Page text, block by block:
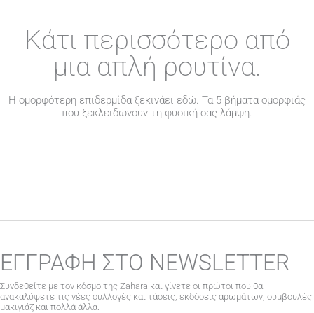
Κάτι περισσότερο από
μια απλή ρουτίνα.
Η ομορφότερη επιδερμίδα ξεκινάει εδώ. Τα 5 βήματα ομορφιάς
που ξεκλειδώνουν τη φυσική σας λάμψη.
ΕΓΓΡΑΦΗ ΣΤΟ NEWSLETTER
Συνδεθείτε με τον κόσμο της Zahara και γίνετε οι πρώτοι που θα
ανακαλύψετε τις νέες συλλογές και τάσεις, εκδόσεις αρωμάτων, συμβουλές
μακιγιάζ και πολλά άλλα.